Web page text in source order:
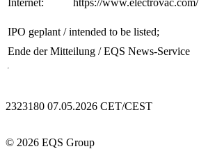
IPO geplant / intended to be listed;
Ende der Mitteilung / EQS News-Service
2323180 07.05.2026 CET/CEST
© 2026 EQS Group